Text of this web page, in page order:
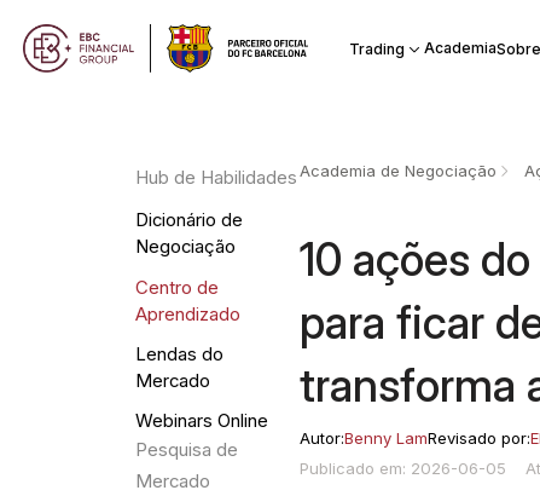
Trading Academia
Hub de Habilidades
Dicionário de
Negociação
Centro de
Aprendizado
Lendas do
Mercado
Webinars Online
Pesquisa de
Mercado
Academia de Negociação
10 ações
para ficar
transforma
Autor:Benny LamRevisado por:
Publicado em: 2026-06-05